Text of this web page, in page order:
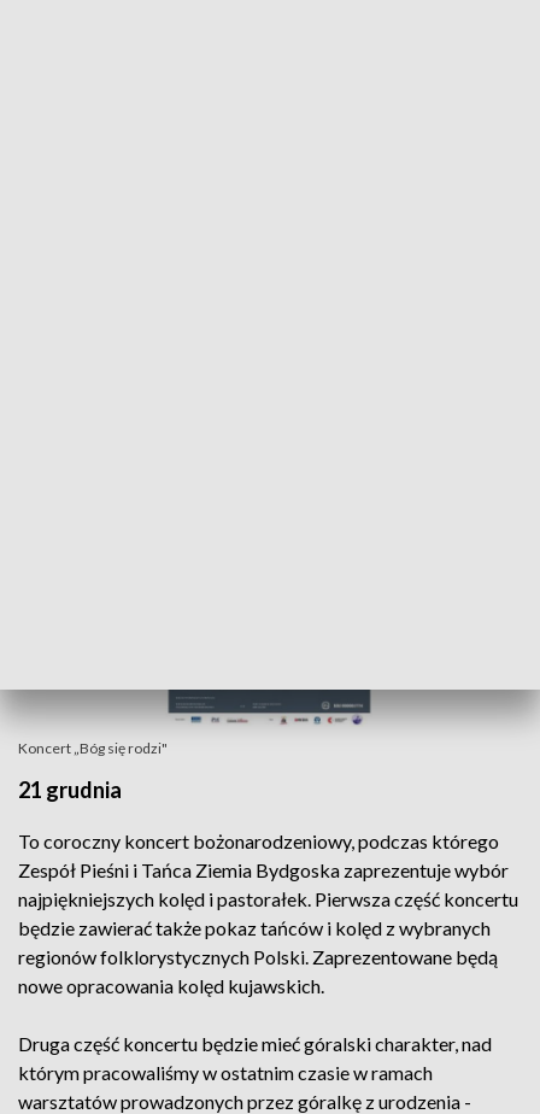
Koncert „Bóg się rodzi"
21 grudnia
To coroczny koncert bożonarodzeniowy, podczas którego
Zespół Pieśni i Tańca Ziemia Bydgoska zaprezentuje wybór
najpiękniejszych kolęd i pastorałek. Pierwsza część koncertu
będzie zawierać także pokaz tańców i kolęd z wybranych
regionów folklorystycznych Polski. Zaprezentowane będą
nowe opracowania kolęd kujawskich.
Druga część koncertu będzie mieć góralski charakter, nad
którym pracowaliśmy w ostatnim czasie w ramach
warsztatów prowadzonych przez góralkę z urodzenia -